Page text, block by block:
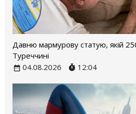
Давню мармурову статую, якій
Туреччині
04.08.2026
12:04